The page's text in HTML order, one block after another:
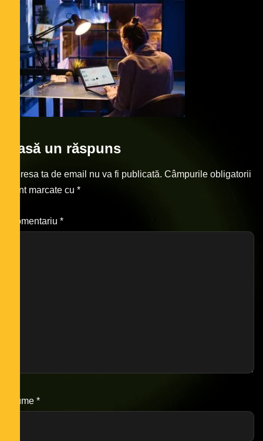
Lasă un răspuns
Adresa ta de email nu va fi publicată. Câmpurile obligatorii
sunt marcate cu *
Comentariu *
Nume *